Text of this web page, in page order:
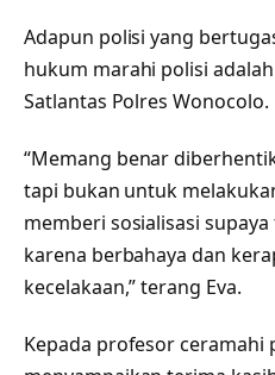
Adapun polisi yang
hukum marahi polisi
Satlantas Polres Wonocolo.
“Memang benar
tapi bukan untuk
memberi sosialisasi
karena berbahaya dan
kecelakaan,” terang Eva.
Kepada profesor ceramahi